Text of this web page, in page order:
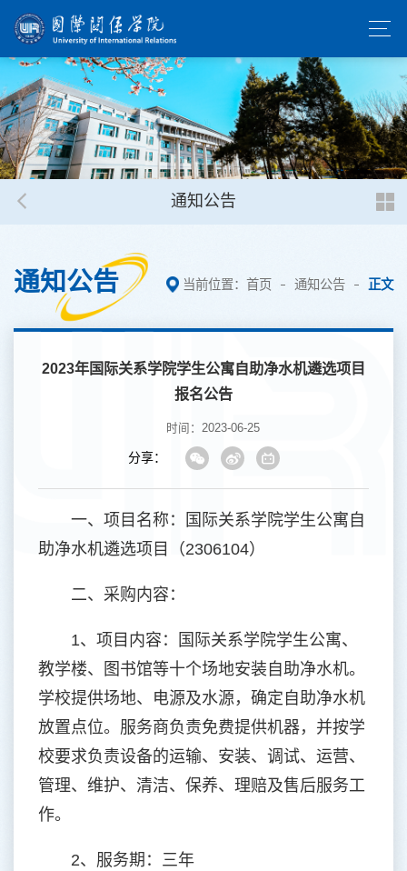
通知公告
通知公告 当前位置： 首页 通知公告 正文
2023年国际关系学院学生公寓自助净水机遴选项目
报名公告
时间：2023-06-25
分享：
一、项目名称：国际关系学院学生公寓自
助净水机遴选项目（2306104）
二、采购内容：
1、项目内容：国际关系学院学生公寓、
教学楼、图书馆等十个场地安装自助净水机。
学校提供场地、电源及水源，确定自助净水机
放置点位。服务商负责免费提供机器，并按学
校要求负责设备的运输、安装、调试、运营、
管理、维护、清洁、保养、理赔及售后服务工
作。
2、服务期：三年